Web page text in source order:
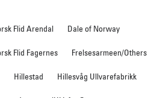
Flid Arendal Dale of Norway
Flid Fagernes Frelsesarmeen/Others
Hillestad Hillesvåg Ullvarefabrikk